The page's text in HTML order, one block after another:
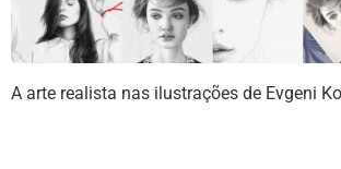
A arte realista nas ilustrações de Evgeni